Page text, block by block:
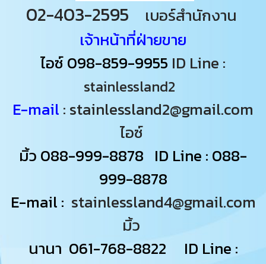
02-403-2595
เบอร์สำนักงาน
เจ้าหน้าที่ฝ่ายขาย
ไอซ์098-859-9955 ID Line :
stainlessland2
E-mail : stainlessland2@gmail.com
ไอซ์
มิ้ว 088-999-8878 ID Line : 088-
999-8878
E-mail : stainlessland4@gmail.com
มิ้ว
นานา 061-768-8822
ID Line :